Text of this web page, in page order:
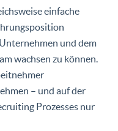
einfache
und dem
wachsen zu können.
– und auf der
Prozesses nur